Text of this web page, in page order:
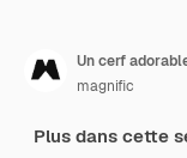
Un cerf
magnific
Plus dans cette